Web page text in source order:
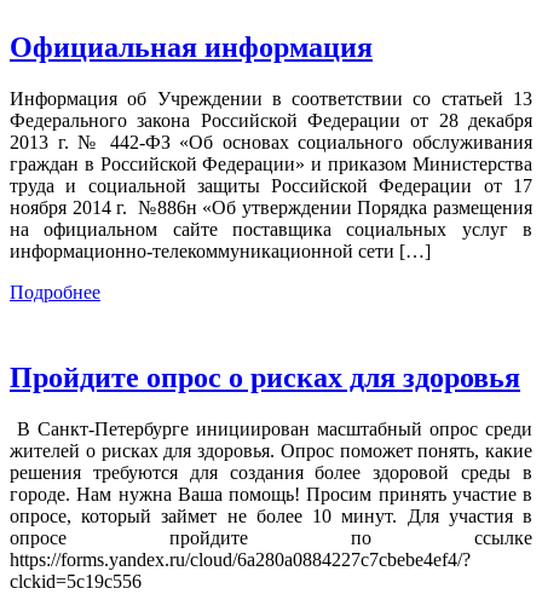
Официальная информация
Информация об Учреждении в соответствии со статьей 13
Федерального закона Российской Федерации от 28 декабря
2013 г. № 442-ФЗ «Об основах социального обслуживания
граждан в Российской Федерации» и приказом Министерства
труда и социальной защиты Российской Федерации от 17
ноября 2014 г. №886н «Об утверждении Порядка размещения
на официальном сайте поставщика социальных услуг в
информационно-телекоммуникационной сети […]
Подробнее
Пройдите опрос о рисках для здоровья
В Санкт-Петербурге инициирован масштабный опрос среди
жителей о рисках для здоровья. Опрос поможет понять, какие
решения требуются для создания более здоровой среды в
городе. Нам нужна Ваша помощь! Просим принять участие в
опросе, который займет не более 10 минут. Для участия в
опросе пройдите по ссылке
https://forms.yandex.ru/cloud/6a280a0884227c7cbebe4ef4/?
clckid=5c19c556